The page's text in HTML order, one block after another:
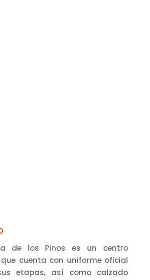
de los Pinos es un centro
cuenta con uniforme oficial
etapas, así como calzado